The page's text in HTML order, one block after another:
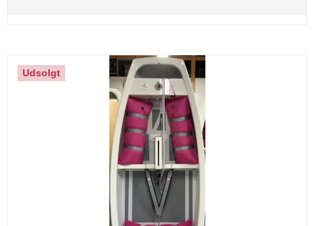
Udsolgt